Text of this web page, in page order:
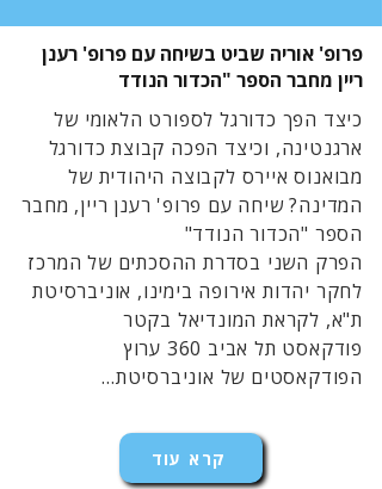
פרופ' אוריה שביט בשיחה עם פרופ' רענן
ריין מחבר הספר "הכדור הנודד
כיצד הפך כדורגל לספורט הלאומי של
ארגנטינה, וכיצד הפכה קבוצת כדורגל
מבואנוס איירס לקבוצה היהודית של
המדינה? שיחה עם פרופ' רענן ריין, מחבר
הספר "הכדור הנודד"
הפרק השני בסדרת ההסכתים של המרכז
לחקר יהדות אירופה בימינו, אוניברסיטת
ת"א, לקראת המונדיאל בקטר
פודקאסט תל אביב 360 ערוץ
הפודקאסטים של אוניברסיטת...
קרא עוד